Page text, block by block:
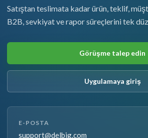
Satıştan teslimata kadar ürün, teklif,
B2B, sevkiyat ve rapor süreçlerini tek
Görüşme talep edin
Uygulamaya giriş
E-POSTA
support@delbig.com